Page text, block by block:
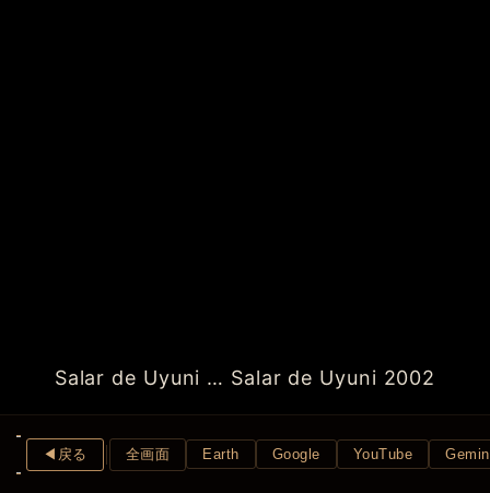
Salar de Uyuni … Salar de Uyuni 2002
◀︎戻る 全画面 Earth Google YouTube